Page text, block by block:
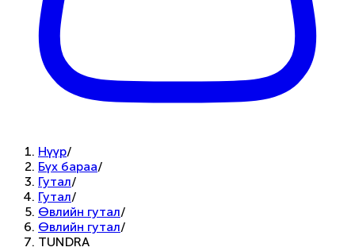
Нүүр/
Бүх бараа/
Гутал/
Гутал/
Өвлийн гутал/
Өвлийн гутал/
TUNDRA